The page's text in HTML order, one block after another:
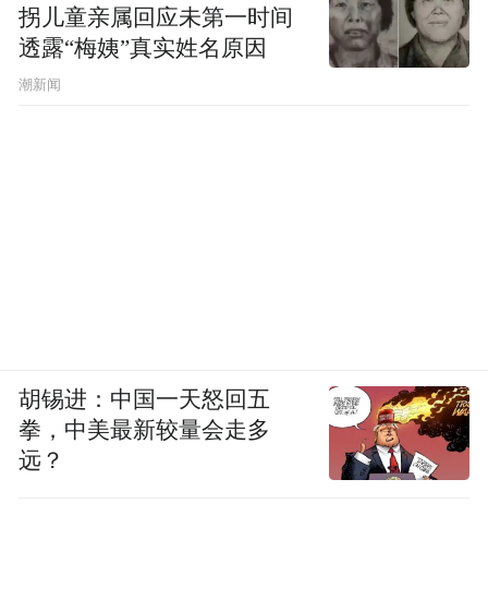
拐儿童亲属回应未第一时间
透露“梅姨”真实姓名原因
潮新闻
胡锡进：中国一天怒回五
拳，中美最新较量会走多
远？